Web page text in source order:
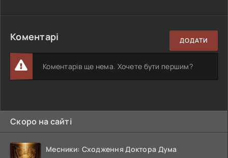
Коментарі ДОДАТИ
Коментарів ще нема. Хочете бути першим?
Скоро на сайті
Месники: Сходження Доктора Дума